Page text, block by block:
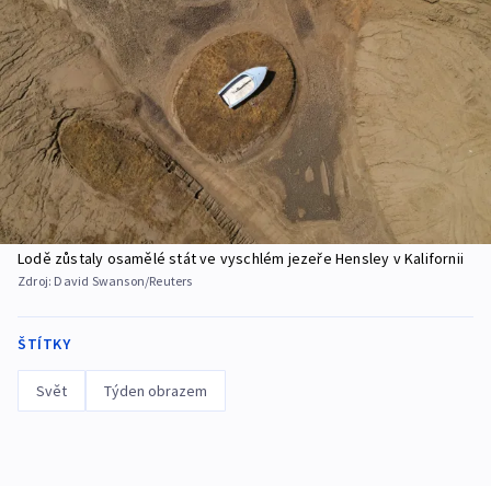
Lodě zůstaly osamělé stát ve vyschlém jezeře Hensley v Kalifornii
Zdroj: David Swanson/Reuters
ŠTÍTKY
Svět Týden obrazem